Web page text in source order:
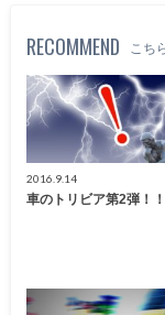
RECOMMEND こち
2016.9.14
車のトリビア第2弾！！